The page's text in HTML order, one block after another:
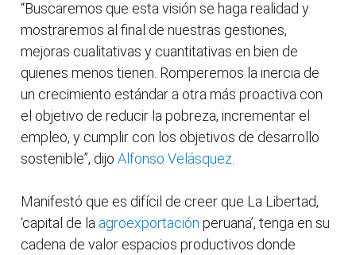
“Buscaremos que esta visión se haga realidad y
mostraremos al final de nuestras gestiones,
mejoras cualitativas y cuantitativas en bien de
quienes menos tienen. Romperemos la inercia de
un crecimiento estándar a otra más proactiva con
el objetivo de reducir la pobreza, incrementar el
empleo, y cumplir con los objetivos de desarrollo
sostenible”, dijo Alfonso Velásquez
Manifestó que es difícil de creer que La Libertad,
‘capital de la agroexportación peruana’, tenga en su
cadena de valor espacios productivos donde